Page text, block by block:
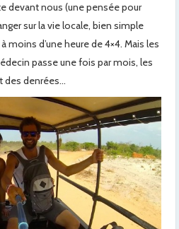
devant nous (une pensée pour
sur la vie locale, bien simple
moins d’une heure de 4×4. Mais les
passe une fois par mois, les
des denrées…
100% !